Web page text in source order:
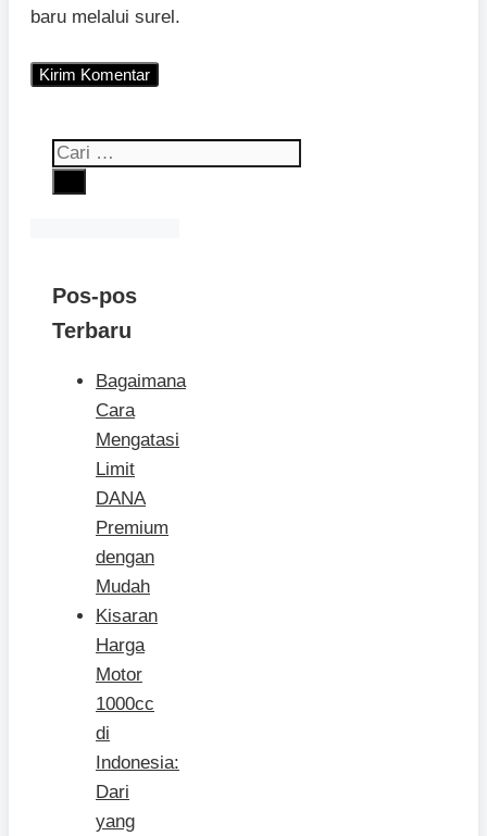
baru melalui surel.
Cari
Pos-pos
Terbaru
Bagaimana
Cara
Mengatasi
Limit
DANA
Premium
dengan
Mudah
Kisaran
Harga
Motor
1000cc
di
Indonesia:
Dari
yang